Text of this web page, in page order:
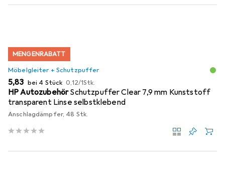
MENGENRABATT
Möbelgleiter + Schutzpuffer
EUR
5,83 bei 4 Stück EUR
0,12/1Stk.
HP AutozubehörSchutzpuffer Clear 7,9 mm Kunststoff
transparent Linse selbstklebend
Anschlagdämpfer, 48 Stk.